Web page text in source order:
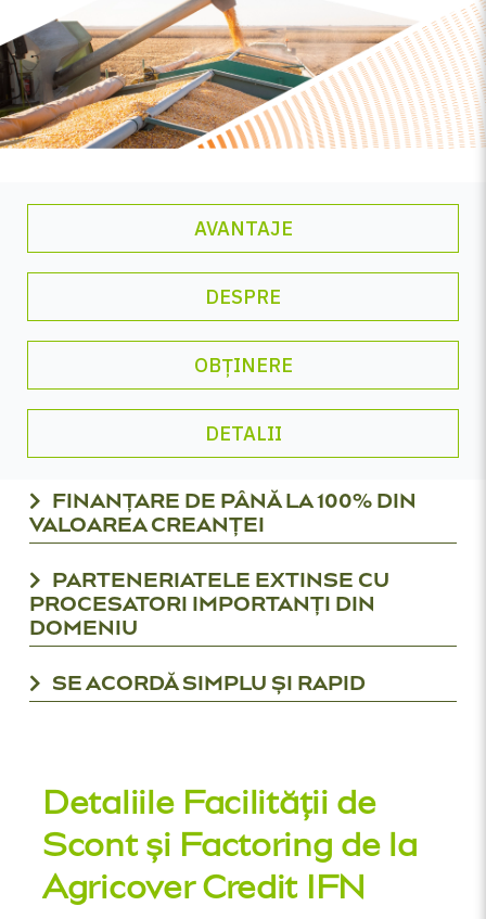
AVANTAJE
DESPRE
OBȚINERE
DETALII
FINANȚARE DE PÂNĂ LA 100% DIN
VALOAREA CREANȚEI
PARTENERIATELE EXTINSE CU
PROCESATORI IMPORTANȚI DIN
DOMENIU
SE ACORDĂ SIMPLU ȘI RAPID
Detaliile Facilității de
Scont și Factoring de la
Agricover Credit IFN